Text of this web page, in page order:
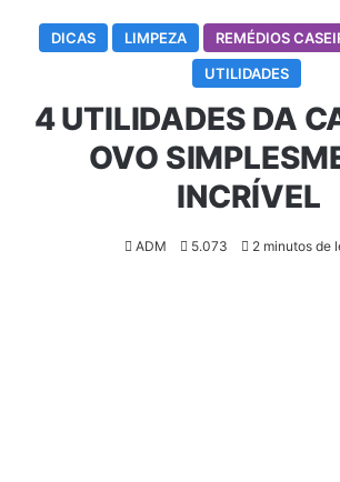
DICAS LIMPEZA REMÉDIOS
UTILIDADES
4 UTILIDADES DA
OVO
INCRÍVEL
ADM 5.073 2 minutos de